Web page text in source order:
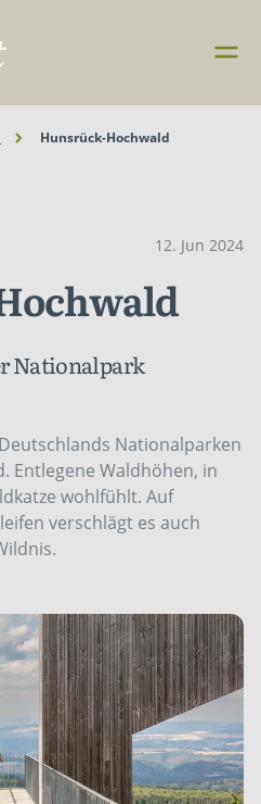
Hunsrück-Hochwald
12. Jun 2024
Nationalpark
Nationalparken
Entlegene Waldhöhen, in
wohlfühlt. Auf
verschlägt es auch